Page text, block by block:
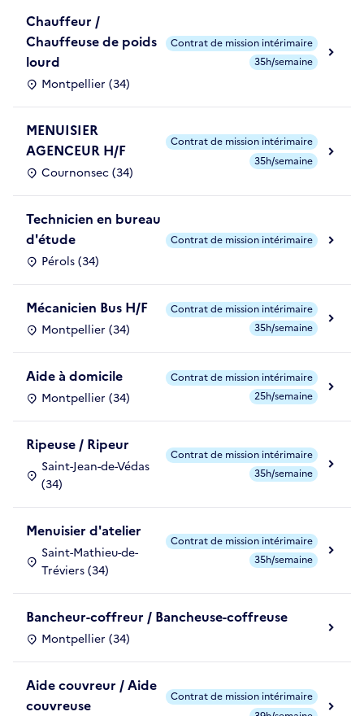
Chauffeur /
Chauffeuse de poids
lourd
Montpellier (34)
Contrat de mission intérimaire
35h/semaine
MENUISIER
AGENCEUR H/F
Cournonsec (34)
Contrat de mission intérimaire
35h/semaine
Technicien en bureau
d'étude
Pérols (34)
Contrat de mission intérimaire
Mécanicien Bus H/F
Montpellier (34)
Contrat de mission intérimaire
35h/semaine
Aide à domicile
Montpellier (34)
Contrat de mission intérimaire
25h/semaine
Ripeuse / Ripeur
Saint-Jean-de-Védas
(34)
Contrat de mission intérimaire
35h/semaine
Menuisier d'atelier
Saint-Mathieu-de-
Tréviers (34)
Contrat de mission intérimaire
35h/semaine
Bancheur-coffreur / Bancheuse-coffreuse
Montpellier (34)
Aide couvreur / Aide
couvreuse
Contrat de mission intérimaire